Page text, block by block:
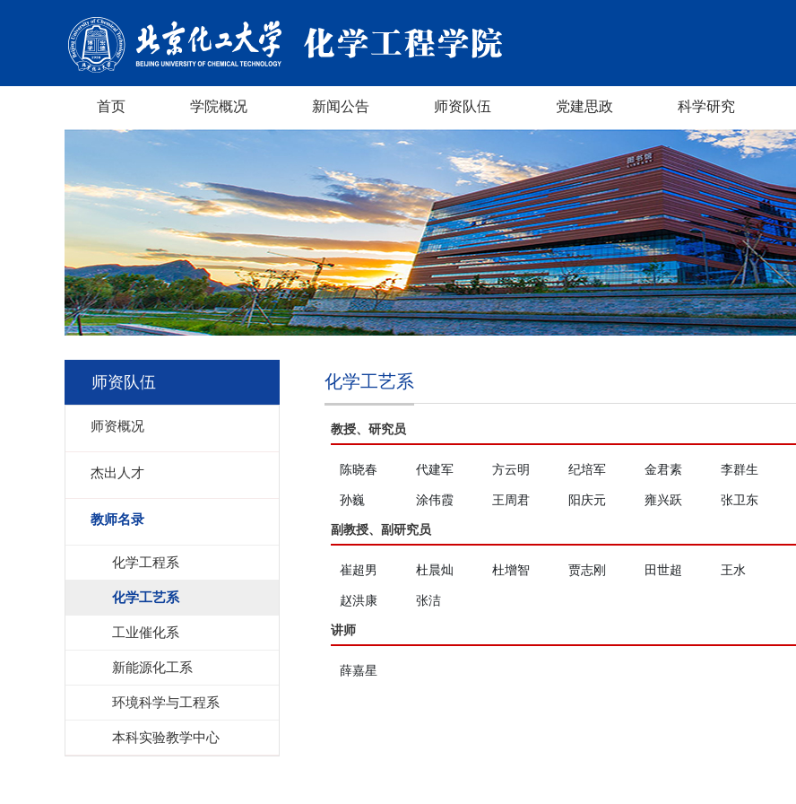
首页 学院概况 新闻公告 师资队伍 党建思政 科学研究
师资队伍
师资概况
杰出人才
教师名录
化学工程系
化学工艺系
工业催化系
新能源化工系
环境科学与工程系
本科实验教学中心
化学工艺系
教授、研究员
陈晓春 代建军 方云明 纪培军 金君素 李群生
孙巍 涂伟霞 王周君 阳庆元 雍兴跃 张卫东
副教授、副研究员
崔超男 杜晨灿 杜增智 贾志刚 田世超 王水
赵洪康 张洁
讲师
薛嘉星